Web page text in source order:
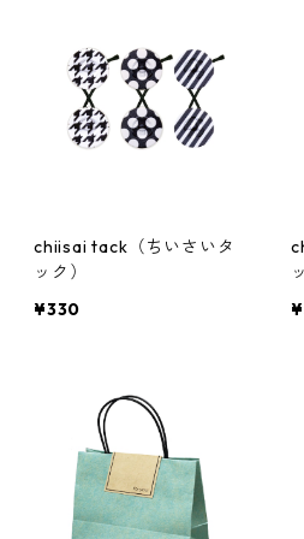
chiisai tack（ちいさいタ
ック）
¥330